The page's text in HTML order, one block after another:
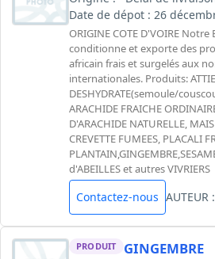
Date de dépot : 26
ORIGINE COTE D'VOIRE
conditionne et exporte des
africain frais et surgelés aux
internationales. Produits:
DESHYDRATE(semoule/
ARACHIDE FRAICHE
D'ARACHIDE NATURELLE,
CREVETTE FUMEES, PLACALI
d'ABEILLES et autres VIVRIERS
Contactez-nous AUTEUR :
PRODUIT GINGEMBRE